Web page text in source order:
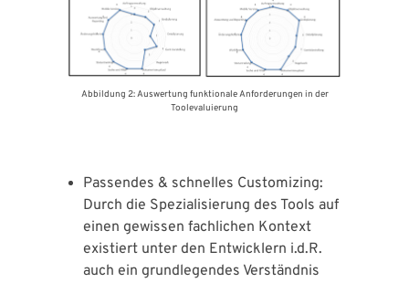
Abbildung 2: Auswertung funktionale Anforderungen in der
Toolevaluierung
Passendes & schnelles Customizing:
Durch die Spezialisierung des Tools auf
einen gewissen fachlichen Kontext
existiert unter den Entwicklern i.d.R.
auch ein grundlegendes Verständnis